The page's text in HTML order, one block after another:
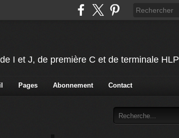
I et J, de première C et de terminale HLP
Pages Abonnement Contact